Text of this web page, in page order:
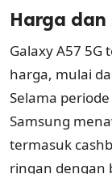
Harga dan
Galaxy A57
harga, mulai
Selama
Samsung
termasuk
ringan dengan